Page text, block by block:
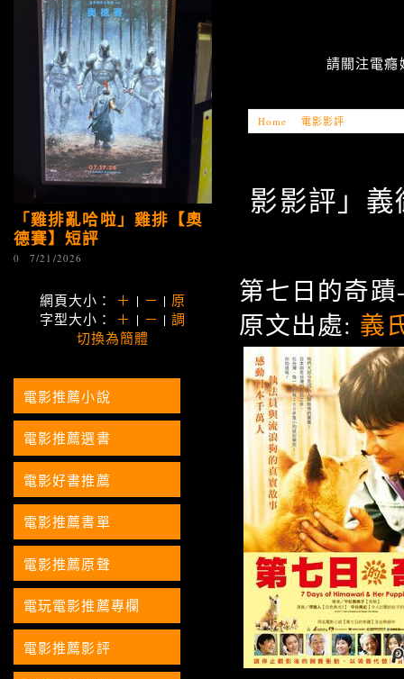
請關注電
Home 電影影評
影影評」義
第七日的奇
原文出處: 義
「雞排亂哈啦」雞排【奧
德賽】短評
0 7/21/2026
網頁大小： ＋ | － | 原
字型大小： ＋ | － |調
切換為簡體
電影推薦小說
電影推薦選書
電影好書推薦
電影推薦書單
電影推薦原聲
電玩電影推薦專欄
電影推薦影評